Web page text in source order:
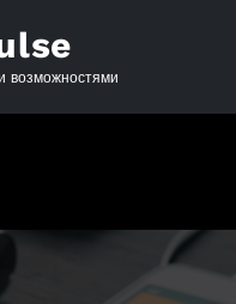
возможностями